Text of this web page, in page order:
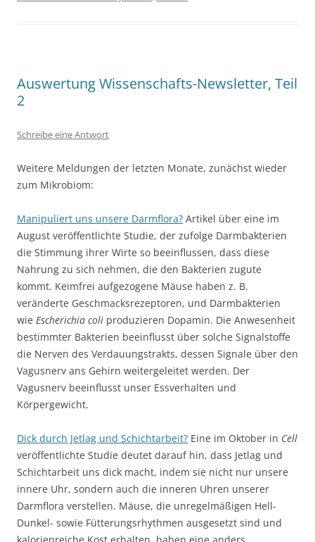
Auswertung Wissenschafts-Newsletter, Teil
2
Schreibe eine Antwort
Weitere Meldungen der letzten Monate, zunächst wieder
zum Mikrobiom:
Manipuliert uns unsere Darmflora? Artikel über eine im
August veröffentlichte Studie, der zufolge Darmbakterien
die Stimmung ihrer Wirte so beeinflussen, dass diese
Nahrung zu sich nehmen, die den Bakterien zugute
kommt. Keimfrei aufgezogene Mäuse haben z. B.
veränderte Geschmacksrezeptoren, und Darmbakterien
wie Escherichia coli produzieren Dopamin. Die Anwesenheit
bestimmter Bakterien beeinflusst über solche Signalstoffe
die Nerven des Verdauungstrakts, dessen Signale über den
Vagusnerv ans Gehirn weitergeleitet werden. Der
Vagusnerv beeinflusst unser Essverhalten und
Körpergewicht.
Dick durch Jetlag und Schichtarbeit? Eine im Oktober in Cell
veröffentlichte Studie deutet darauf hin, dass Jetlag und
Schichtarbeit uns dick macht, indem sie nicht nur unsere
innere Uhr, sondern auch die inneren Uhren unserer
Darmflora verstellen. Mäuse, die unregelmäßigen Hell-
Dunkel- sowie Fütterungsrhythmen ausgesetzt sind und